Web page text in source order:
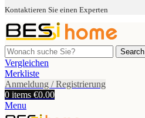
Kontaktieren Sie einen Experten
Search
Vergleichen
Merkliste
Anmeldung / Registrierung
0 items €0.00
Menu